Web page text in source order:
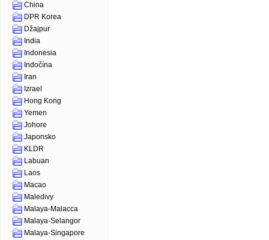
China
DPR Korea
Džajpur
India
Indonesia
Indočína
Iran
Izrael
Hong Kong
Yemen
Johore
Japonsko
KLDR
Labuan
Laos
Macao
Maledivy
Malaya-Malacca
Malaya-Selangor
Malaya-Singapore